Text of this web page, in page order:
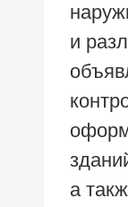
и
а